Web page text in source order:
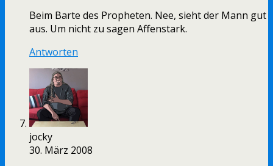
Beim Barte des Propheten. Nee, sieht der Mann gut
aus. Um nicht zu sagen Affenstark.
Antworten
jocky
30. März 2008